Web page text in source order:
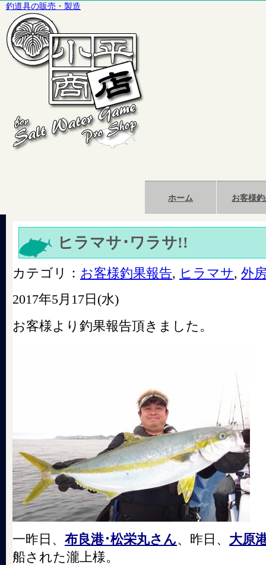
釣道具の販売・製造
ホーム お客様
ヒラマサ･ワラサ!!
カテゴリ： お客様釣果報告, ヒラマサ, 外
2017年5月17日(水)
お客様より釣果報告頂きました。
一昨日、 布良港･松栄丸さん、昨日、 大原
船された瀧上様。